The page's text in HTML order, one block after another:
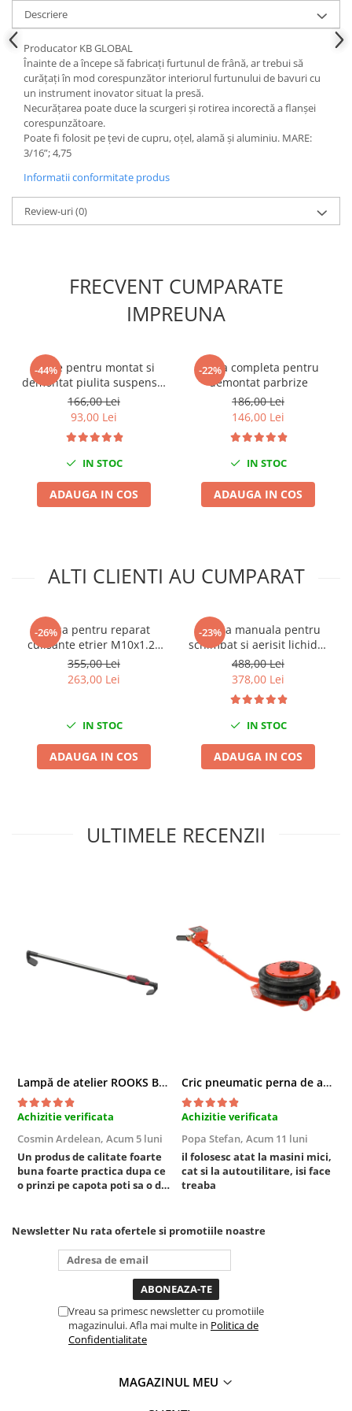
Slefuitoare electrice
Scule fixare distributie
Alfa romeo
Audi
Bmw
Chevrolet
Chrysler
Dacia
Fiat
Ford
Mini
Nissan
Universale
Volvo
Scule pentru tinichigerie
Scule Pneumatice
Accesorii Pneumatice
Chei cu clichet
Compresoare
Filtre Pneumatice
Pistoale de vopsit
Diagnoza si masurari
Sistem Vibro-Power
Sisteme de ridicare si sustinere
Cricuri Hidraulice
Surubelnite Si Biti
Truse de biti
Vulcanizare
Masini de dejantat roti
Masini de echilibrat roti
Scule Vulcanizare
Truse de scule si accesorii
Truse si accesorii 1/2
Descriere
Producator KB GLOBAL
Înainte de a începe să fabricați furtunul de frână, ar trebui să
curățați în mod corespunzător interiorul furtunului de bavuri cu
un instrument inovator situat la presă.
Necurățarea poate duce la scurgeri și rotirea incorectă a flanșei
corespunzătoare.
Poate fi folosit pe țevi de cupru, oțel, alamă și aluminiu. MARE:
3/16”; 4,75
Informatii conformitate produs
Review-uri(0)
FRECVENT CUMPARATE
IMPREUNA
-44%
Cheie pentru montat si
demontat piulita suspensie
14mm(6,8puncte) gama VAG
166,00 Lei
93,00 Lei
IN STOC
ADAUGA IN COS
-22%
Trusa completa pentru
demontat parbrize
186,00 Lei
146,00 Lei
IN STOC
ADAUGA IN COS
ALTI CLIENTI AU CUMPARAT
-26%
Trusa pentru reparat
culisante etrier M10x1.25
12 piese
355,00 Lei
263,00 Lei
IN STOC
ADAUGA IN COS
-23%
Pompa manuala pentru
schimbat si aerisit lichidul
de frana sau ambreiaj 3L
488,00 Lei
378,00 Lei
IN STOC
ADAUGA IN COS
ULTIMELE RECENZII
Lampă de atelier ROOKS B2 HYBRID pentru capotă, 2000 lumeni, 5000 mAh
Achizitie verificata
Cosmin Ardelean, Acum 5 luni
Un produs de calitate foarte
buna foarte practica dupa ce
o prinzi pe capota poti sa o dai
puternica si de la baterie care
tine destul de mult dar daca o
bagi la priza nu mai ai treaba
toata ziua ,ce...
Cric pneumatic perna de aer cu inaltator 6T
Achizitie verificata
Popa Stefan, Acum 11 luni
il folosesc atat la masini mici,
cat si la autoutilitare, isi face
treaba
Newsletter Nu rata ofertele si promotiile noastre
Vreau sa primesc newsletter cu promotiile
magazinului. Afla mai multe in Politica de
Confidentialitate
MAGAZINUL MEU